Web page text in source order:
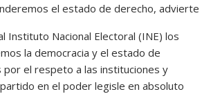
el estado de derecho, advierte
Instituto Nacional Electoral (INE) los
la democracia y el estado de
por el respeto a las instituciones y
en el poder legisle en absoluto